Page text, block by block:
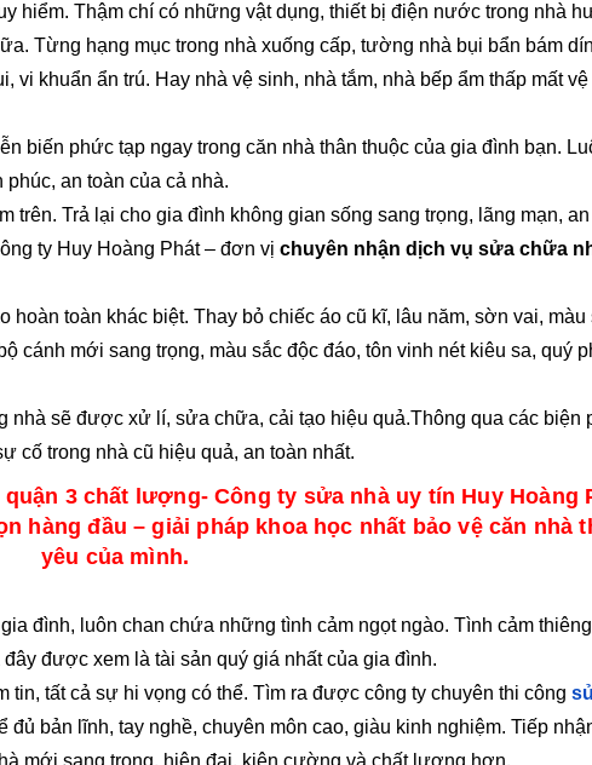
hiểm. Thậm chí có những vật dụng, thiết bị điện nước trong nhà
Từng hạng mục trong nhà xuống cấp, tường nhà bụi bẩn bám
vi khuẩn ẩn trú. Hay nhà vệ sinh, nhà tắm, nhà bếp ẩm thấp mất vệ
biến phức tạp ngay trong căn nhà thân thuộc của gia đình bạn.
an toàn của cả nhà.
trên. Trả lại cho gia đình không gian sống sang trọng, lãng mạn, an
ty Huy Hoàng Phát – đơn vị chuyên nhận dịch vụ sửa chữa
hoàn toàn khác biệt. Thay bỏ chiếc áo cũ kĩ, lâu năm, sờn vai, màu
cánh mới sang trọng, màu sắc độc đáo, tôn vinh nét kiêu sa, quý
nhà sẽ được xử lí, sửa chữa, cải tạo hiệu quả.Thông qua các biện
cố trong nhà cũ hiệu quả, an toàn nhất.
3 chất lượng- Công ty sửa nhà uy tín Huy Hoàng
hàng đầu – giải pháp khoa học nhất bảo vệ căn nhà
yêu của mình.
đình, luôn chan chứa những tình cảm ngọt ngào. Tình cảm
được xem là tài sản quý giá nhất của gia đình.
tin, tất cả sự hi vọng có thể. Tìm ra được công ty chuyên thi công
đủ bản lĩnh, tay nghề, chuyên môn cao, giàu kinh nghiệm. Tiếp